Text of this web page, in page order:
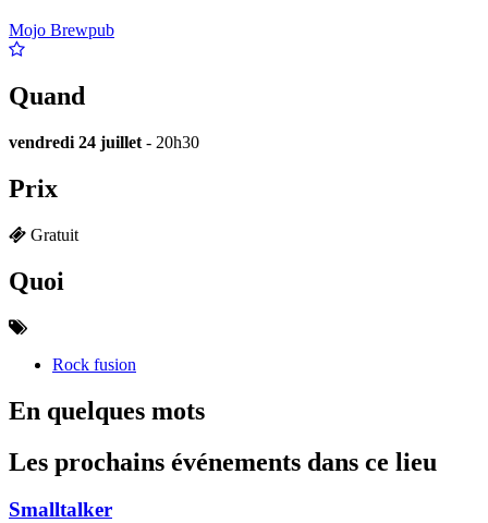
Mojo Brewpub
Quand
vendredi 24 juillet - 20h30
Prix
Gratuit
Quoi
Rock fusion
En quelques mots
Les prochains événements dans ce lieu
Smalltalker